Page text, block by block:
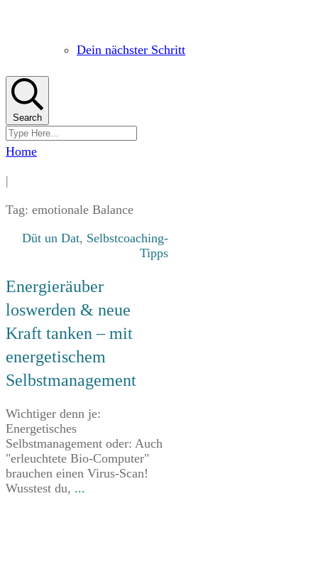
Dein nächster Schritt
Search
Home
|
Tag: emotionale Balance
Düt un Dat, Selbstcoaching-
Tipps
Energieräuber
loswerden & neue
Kraft tanken – mit
energetischem
Selbstmanagement
Wichtiger denn je:
Energetisches
Selbstmanagement oder: Auch
"erleuchtete Bio-Computer"
brauchen einen Virus-Scan!
Wusstest du, ...